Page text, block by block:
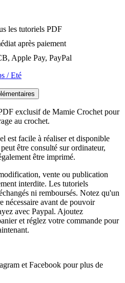
les tutoriels PDF
après paiement
Apple Pay, PayPal
/ Eté
exclusif de Mamie Crochet pour
au crochet.
est facile à réaliser et disponible
être consulté sur ordinateur,
être imprimé.
vente ou publication
interdite. Les tutoriels
ni remboursés. Notez qu'un
nécessaire avant de pouvoir
avec Paypal. Ajoutez
et réglez votre commande pour
et Facebook pour plus de